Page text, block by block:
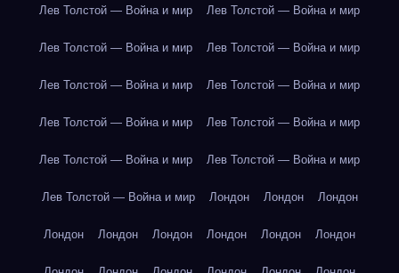
Лев Толстой — Война и мир Лев Толстой — Война и мир
Лев Толстой — Война и мир Лев Толстой — Война и мир
Лев Толстой — Война и мир Лев Толстой — Война и мир
Лев Толстой — Война и мир Лев Толстой — Война и мир
Лев Толстой — Война и мир Лев Толстой — Война и мир
Лев Толстой — Война и мир Лондон Лондон Лондон
Лондон Лондон Лондон Лондон Лондон Лондон